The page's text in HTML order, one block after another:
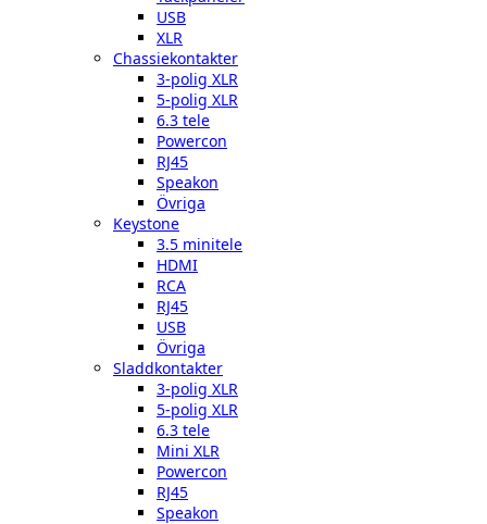
USB
XLR
Chassiekontakter
3-polig XLR
5-polig XLR
6.3 tele
Powercon
RJ45
Speakon
Övriga
Keystone
3.5 minitele
HDMI
RCA
RJ45
USB
Övriga
Sladdkontakter
3-polig XLR
5-polig XLR
6.3 tele
Mini XLR
Powercon
RJ45
Speakon